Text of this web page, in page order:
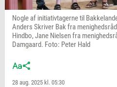
Nogle af initiativtagerne til
Anders Skriver Bak fra
Hindbo, Jane Nielsen fra
Damgaard. Foto: Peter Hald
28 aug. 2025 kl. 05:30